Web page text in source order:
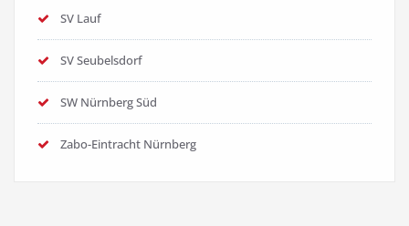
SV Lauf
SV Seubelsdorf
SW Nürnberg Süd
Zabo-Eintracht Nürnberg